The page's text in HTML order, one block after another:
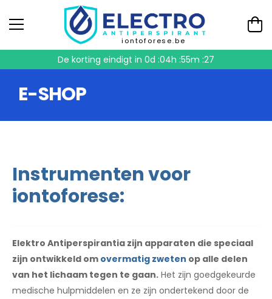
iontoforese.be
De korting eindigt in 0d :04h :55m :27
E-SHOP
Instrumenten voor
iontoforese:
Elektro Antiperspirantia zijn apparaten die speciaal
zijn ontwikkeld om overmatig zweten op alle delen
van het lichaam tegen te gaan. Het zijn goedgekeurde
medische hulpmiddelen en ze zijn ondertekend door de